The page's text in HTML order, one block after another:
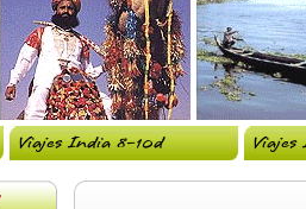
Viajes India 8-10d Viajes